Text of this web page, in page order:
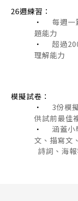
26週練習：
·
每週一
題能力
·
超過
理解能力
模擬試卷：
·
3份模
供試前最佳
·
涵蓋小
文、描寫文
詩詞、海報